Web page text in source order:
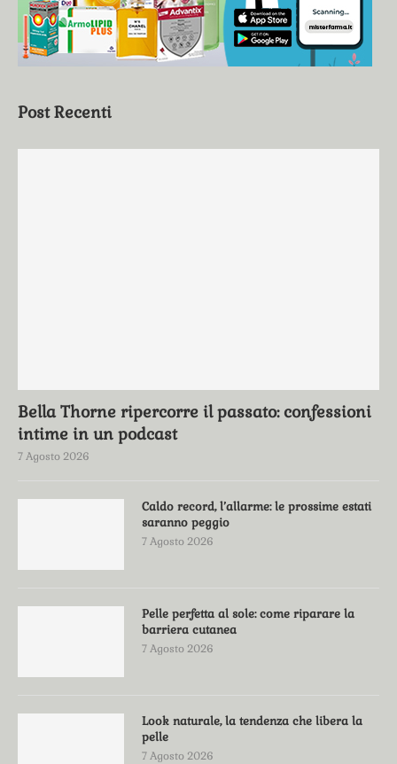
Post Recenti
Bella Thorne ripercorre il passato: confessioni
intime in un podcast
7 Agosto 2026
Caldo record, l’allarme: le prossime estati
saranno peggio
7 Agosto 2026
Pelle perfetta al sole: come riparare la
barriera cutanea
7 Agosto 2026
Look naturale, la tendenza che libera la
pelle
7 Agosto 2026